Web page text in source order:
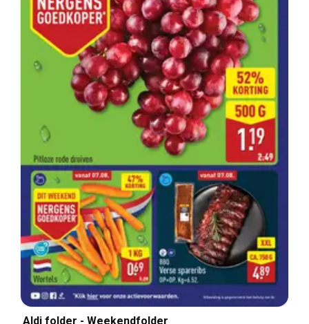
Aldi folder - Weekendfolder